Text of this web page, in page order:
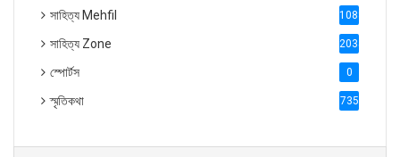
সাহিত্য Mehfil 1088
সাহিত্য Zone 2035
স্পোর্টস 0
স্মৃতিকথা 735